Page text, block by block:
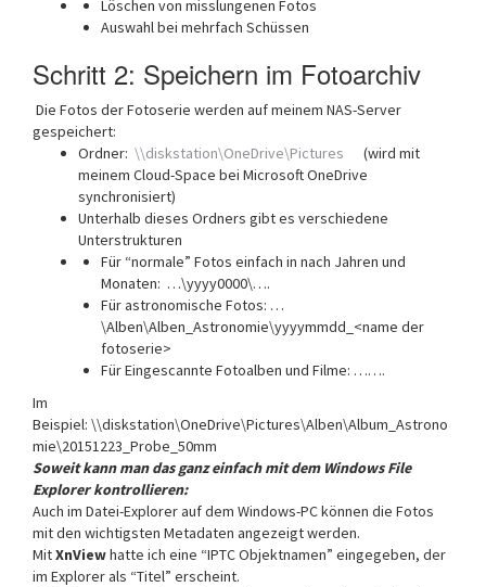
Löschen von misslungenen Fotos
Auswahl bei mehrfach Schüssen
Schritt 2: Speichern im Fotoarchiv
Die Fotos der Fotoserie werden auf meinem NAS-Server
gespeichert:
Ordner: \\diskstation\OneDrive\Pictures (wird mit
meinem Cloud-Space bei Microsoft OneDrive
synchronisiert)
Unterhalb dieses Ordners gibt es verschiedene
Unterstrukturen
Für “normale” Fotos einfach in nach Jahren und
Monaten: …\yyyy0000\….
Für astronomische Fotos: …
\Alben\Alben_Astronomie\yyyymmdd_<name der
fotoserie>
Für Eingescannte Fotoalben und Filme: …….
Im
Beispiel: \\diskstation\OneDrive\Pictures\Alben\Album_Astrono
mie\20151223_Probe_50mm
Soweit kann man das ganz einfach mit dem Windows File
Explorer kontrollieren:
Auch im Datei-Explorer auf dem Windows-PC können die Fotos
mit den wichtigsten Metadaten angezeigt werden.
MitXnViewhatte ich eine “IPTC Objektnamen” eingegeben, der
im Explorer als “Titel” erscheint.